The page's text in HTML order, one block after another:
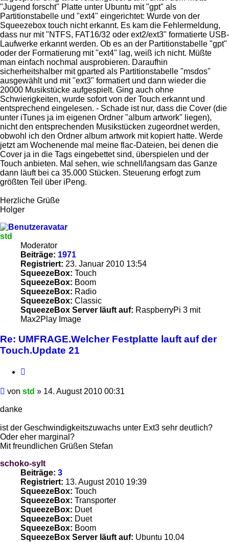
"Jugend forscht" Platte unter Ubuntu mit "gpt" als
Partitionstabelle und "ext4" eingerichtet: Wurde von der
Squeezebox touch nicht erkannt. Es kam die Fehlermeldung,
dass nur mit "NTFS, FAT16/32 oder ext2/ext3" formatierte USB-
Laufwerke erkannt werden. Ob es an der Partitionstabelle "gpt"
oder der Formatierung mit "ext4" lag, weiß ich nicht. Müßte
man einfach nochmal ausprobieren. Daraufhin
sicherheitshalber mit gparted als Partitionstabelle "msdos"
ausgewählt und mit "ext3" formatiert und dann wieder die
20000 Musikstücke aufgespielt. Ging auch ohne
Schwierigkeiten, wurde sofort von der Touch erkannt und
entsprechend eingelesen. - Schade ist nur, dass die Cover (die
unter iTunes ja im eigenen Ordner "album artwork" liegen),
nicht den entsprechenden Musikstücken zugeordnet werden,
obwohl ich den Ordner album artwork mit kopiert hatte. Werde
jetzt am Wochenende mal meine flac-Dateien, bei denen die
Cover ja in die Tags eingebettet sind, überspielen und der
Touch anbieten. Mal sehen, wie schnell/langsam das Ganze
dann läuft bei ca 35.000 Stücken. Steuerung erfogt zum
größten Teil über iPeng.
Herzliche Grüße
Holger
std
Moderator
Beiträge: 1971
Registriert: 23. Januar 2010 13:54
SqueezeBox: Touch
SqueezeBox: Boom
SqueezeBox: Radio
SqueezeBox: Classic
SqueezeBox Server läuft auf: RaspberryPi 3 mit
Max2Play Image
Re: UMFRAGE.Welcher Festplatte lauft auf der
Touch.Update 21
Beitrag
von std » 14. August 2010 00:31
danke
ist der Geschwindigkeitszuwachs unter Ext3 sehr deutlich?
Oder eher marginal?
Mit freundlichen Grüßen Stefan
schoko-sylt
Beiträge: 3
Registriert: 13. August 2010 19:39
SqueezeBox: Touch
SqueezeBox: Transporter
SqueezeBox: Duet
SqueezeBox: Duet
SqueezeBox: Boom
SqueezeBox Server läuft auf: Ubuntu 10.04